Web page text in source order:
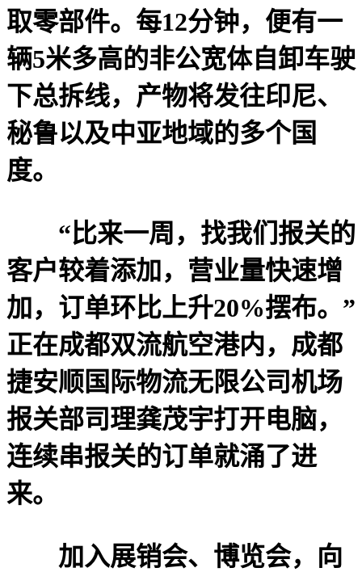
取零部件。每12分钟，便有一
辆5米多高的非公宽体自卸车驶
下总拆线，产物将发往印尼、
秘鲁以及中亚地域的多个国
度。
“比来一周，找我们报关的
客户较着添加，营业量快速增
加，订单环比上升20%摆布。”
正在成都双流航空港内，成都
捷安顺国际物流无限公司机场
报关部司理龚茂宇打开电脑，
连续串报关的订单就涌了进
来。
加入展销会、博览会，向